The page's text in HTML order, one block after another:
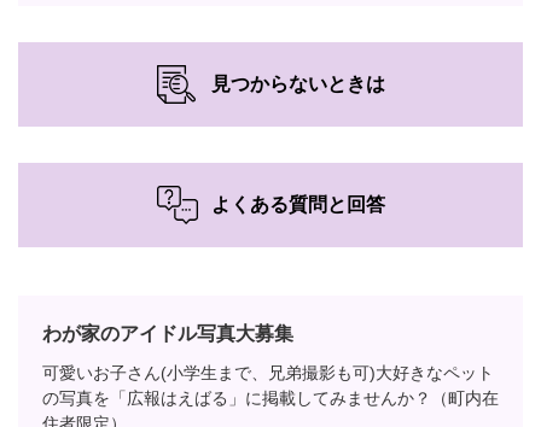
見つからないときは
よくある質問と回答
わが家のアイドル写真大募集
可愛いお子さん(小学生まで、兄弟撮影も可)大好きなペット
の写真を「広報はえばる」に掲載してみませんか？（町内在